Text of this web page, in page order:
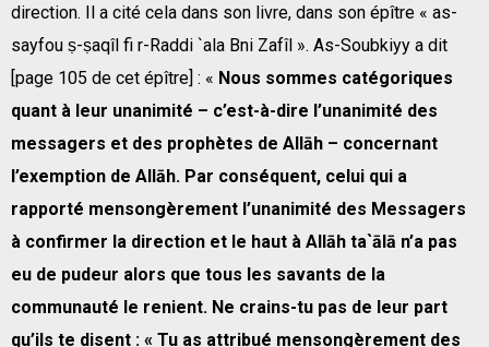
direction. Il a cité cela dans son livre, dans son épître « as-
sayfou ṣ-ṣaqîl fi r-Raddi `ala Bni Zafîl ». As-Soubkiyy a dit
[page 105 de cet épître] : « Nous sommes catégoriques
quant à leur unanimité – c’est-à-dire l’unanimité des
messagers et des prophètes de Allāh – concernant
l’exemption de Allāh. Par conséquent, celui qui a
rapporté mensongèrement l’unanimité des Messagers
à confirmer la direction et le haut à Allāh ta`ālā n’a pas
eu de pudeur alors que tous les savants de la
communauté le renient. Ne crains-tu pas de leur part
qu’ils te disent : « Tu as attribué mensongèrement des